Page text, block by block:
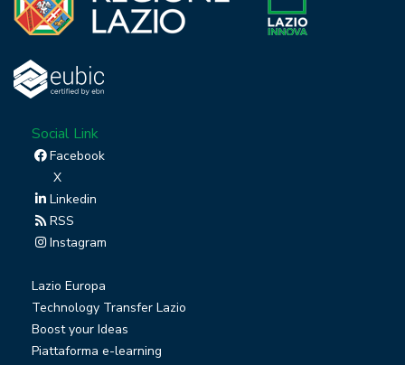
Social Link
Facebook
X
Linkedin
RSS
Instagram
Lazio Europa
Technology Transfer Lazio
Boost your Ideas
Piattaforma e-learning